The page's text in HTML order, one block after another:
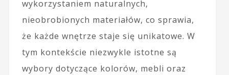
wykorzystaniem naturalnych,
nieobrobionych materiałów, co sprawia,
że każde wnętrze staje się unikatowe. W
tym kontekście niezwykle istotne są
wybory dotyczące kolorów, mebli oraz